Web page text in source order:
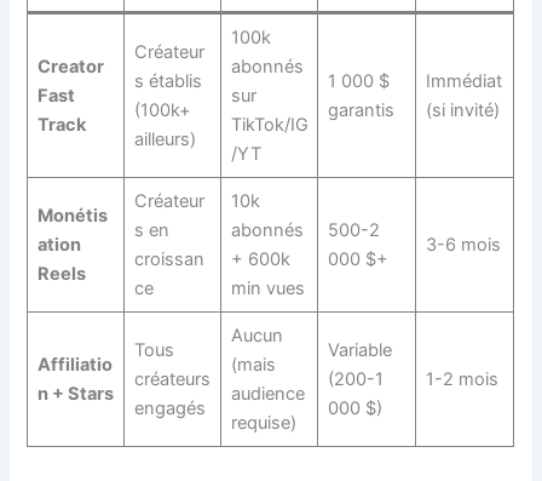
Creator
Fast
Track
Créateur
s établis
(100k+
ailleurs)
100k
abonnés
sur
TikTok/IG
/YT
1 000 $
garantis
Immédiat
(si invité)
Monétis
ation
Reels
Créateur
s en
croissan
ce
10k
abonnés
+ 600k
min vues
500-2
000 $+
3-6 mois
Affiliatio
n + Stars
Tous
créateurs
engagés
Aucun
(mais
audience
requise)
Variable
(200-1
000 $)
1-2 mois